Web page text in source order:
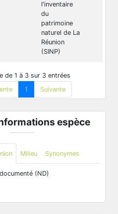
l'inventaire
du
patrimoine
naturel de La
Réunion
(SINP)
de 1 à 3 sur 3 entrées
1 Suivante
espèce
Milieu Synonymes
(ND)